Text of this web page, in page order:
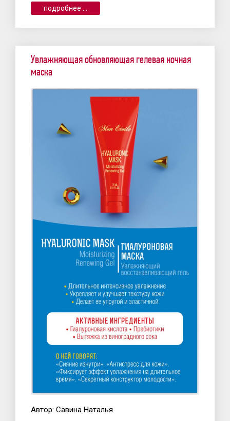
подробнее ...
Увлажняющая обновляющая гелевая ночная
маска
Автор: Савина Наталья